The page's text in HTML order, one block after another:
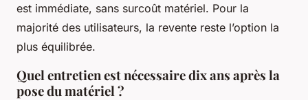
est immédiate, sans surcoût matériel. Pour la
majorité des utilisateurs, la revente reste l’option la
plus équilibrée.
Quel entretien est nécessaire dix ans après la
pose du matériel ?